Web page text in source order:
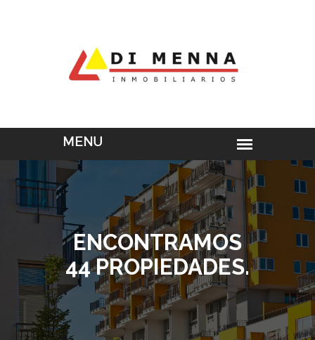
ENCONTRAMOS
44 PROPIEDADES.